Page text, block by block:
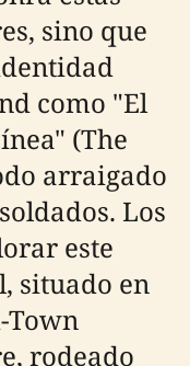
sino que
como "El
(The
arraigado
Los
este
situado en
rodeado